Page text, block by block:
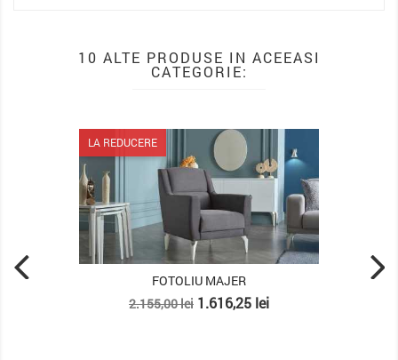
10 ALTE PRODUSE IN ACEEASI
CATEGORIE:
LA REDUCERE
FOTOLIU MAJER
Pret
2.155,00 lei Pret
1.616,25 lei